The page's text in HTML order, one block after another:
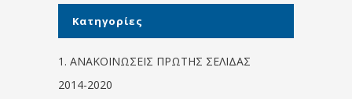
Kατηγορίες
1. ΑΝΑΚΟΙΝΩΣΕΙΣ ΠΡΩΤΗΣ ΣΕΛΙΔΑΣ
2014-2020